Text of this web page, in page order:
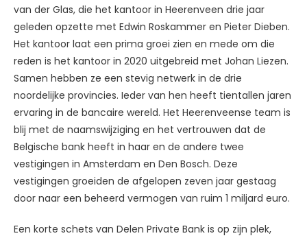
van der Glas, die het kantoor in Heerenveen drie jaar
geleden opzette met Edwin Roskammer en Pieter Dieben.
Het kantoor laat een prima groei zien en mede om die
reden is het kantoor in 2020 uitgebreid met Johan Liezen.
Samen hebben ze een stevig netwerk in de drie
noordelijke provincies. Ieder van hen heeft tientallen jaren
ervaring in de bancaire wereld. Het Heerenveense team is
blij met de naamswijziging en het vertrouwen dat de
Belgische bank heeft in haar en de andere twee
vestigingen in Amsterdam en Den Bosch. Deze
vestigingen groeiden de afgelopen zeven jaar gestaag
door naar een beheerd vermogen van ruim 1 miljard euro.
Een korte schets van Delen Private Bank is op zijn plek,